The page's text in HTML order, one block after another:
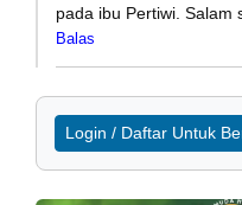
pada ibu Pertiwi. Salam
Balas
Login / Daftar Untuk